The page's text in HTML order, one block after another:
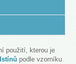
použití, kterou je
podle vzorníku